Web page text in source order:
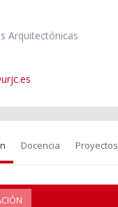
Arquitectónicas
Docencia Proyectos